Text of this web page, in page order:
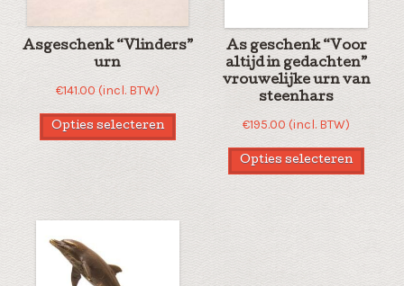
Asgeschenk “Vlinders”
urn
€141.00 (incl. BTW)
Opties selecteren
As geschenk “Voor
altijd in gedachten”
vrouwelijke urn van
steenhars
€195.00 (incl. BTW)
Opties selecteren